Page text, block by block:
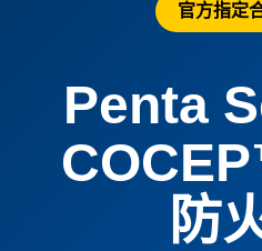
官方指定
Penta
防